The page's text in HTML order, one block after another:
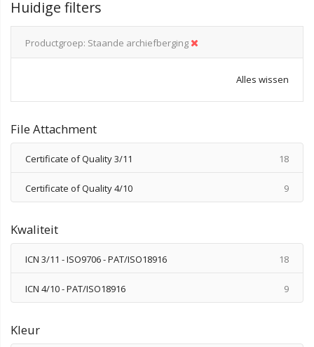
Huidige filters
Productgroep Staande archiefberging
Alles wissen
File Attachment
Certificate of Quality 3/11 18
Certificate of Quality 4/10 9
Kwaliteit
ICN 3/11 - ISO9706 - PAT/ISO18916 18
ICN 4/10 - PAT/ISO18916 9
Kleur